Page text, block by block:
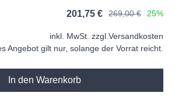
201,75 € 269,00 € 25%
inkl. MwSt. zzgl. Versandkosten
Angebot gilt nur, solange der Vorrat reicht.
In den Warenkorb